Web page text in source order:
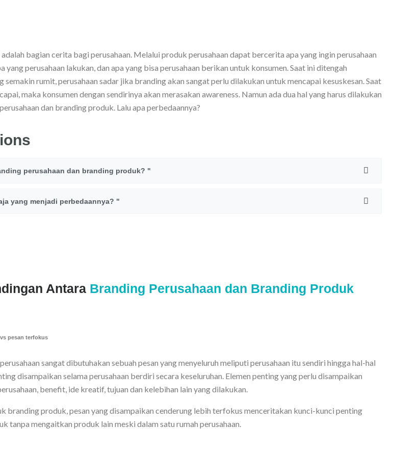
bagian cerita bagi perusahaan. Melalui produk perusahaan dapat bercerita apa yang ingin perusahaan
yang perusahaan lakukan, dan apa yang bisa perusahaan berikan untuk konsumen. Saat ini ditengah
semakin rumit, perusahaan sadar jika branding akan sangat perlu dilakukan untuk mencapai kesuskesan. Saat
maka konsumen dengan sendirinya akan merasakan awareness. Namun ada dua hal yang harus dilakukan
dan branding produk. Lalu apa perbedaannya?
perusahaan dan branding produk? "
yang menjadi perbedaannya? "
Antara Branding Perusahaan dan Branding Produk
pesan terfokus
sangat dibutuhakan sebuah pesan yang menyeluruh meliputi perusahaan itu sendiri hingga hal-hal
disampaikan selama perusahaan berdiri secara keseluruhan. Elemen penting yang perlu disampaikan
benefit, ide kreatif, tujuan dan kelebihan lain yang dilakukan.
branding produk, pesan yang disampaikan cenderung lebih terfokus menceritakan kunci-kunci penting
tanpa mengaitkan produk lain meski dalam satu rumah perusahaan.